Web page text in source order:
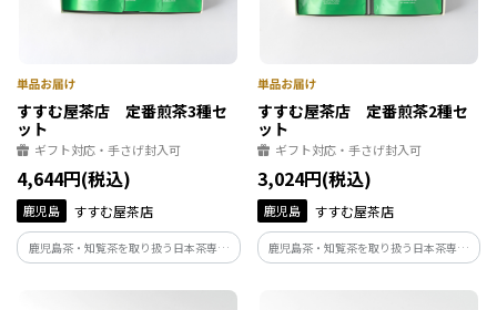
すすむ屋茶店 定番煎茶3種セ
ット
ギフト対応・手さげ封入可
4,644円(税込)
鹿児島 すすむ屋茶店
鹿児島茶・知覧茶を取り扱う日本茶専門
店〈すすむ屋茶店〉で定番煎茶2種をセッ
トにしました。
すすむ屋茶店 定番煎茶2種セ
ット
ギフト対応・手さげ封入可
3,024円(税込)
鹿児島 すすむ屋茶店
鹿児島茶・知覧茶を取り扱う日本茶専門
店〈すすむ屋茶店〉で定番煎茶2種をセッ
トにしました。